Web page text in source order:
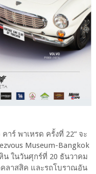
ร์ พาเหรด ครั้งที่ 22” จะ
Museum-Bangkok
ในวันศุกร์ที่ 20 ธันวาคม
ลาสสิค และรถโบราณอัน